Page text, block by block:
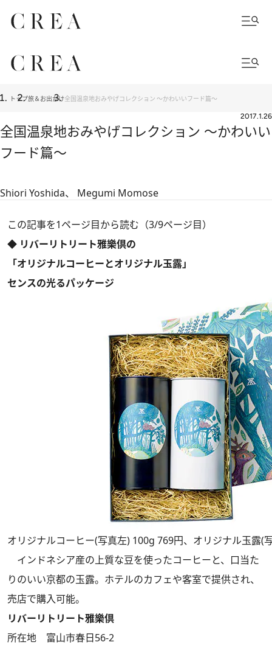
トップ旅＆お出かけ全国温泉地おみやげコレクション ～かわいいフード篇～
2017.1.26
全国温泉地おみやげコレクション ～かわいい
フード篇～
Shiori Yoshida、 Megumi Momose
この記事を1ページ目から読む（3/9ページ目）
◆ リバーリトリート雅樂倶の
「オリジナルコーヒーとオリジナル玉露」
センスの光るパッケージ
オリジナルコーヒー(写真左) 100g 769円、オリジナル玉露(
インドネシア産の上質な豆を使ったコーヒーと、口当た
りのいい京都の玉露。ホテルのカフェや客室で提供され、
売店で購入可能。
リバーリトリート雅樂倶
所在地 富山市春日56-2